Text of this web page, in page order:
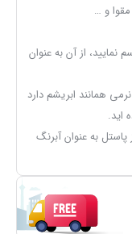
و …
از آن به عنوان
همانند ابریشم دارد
اید.
به عنوان آبرنگ